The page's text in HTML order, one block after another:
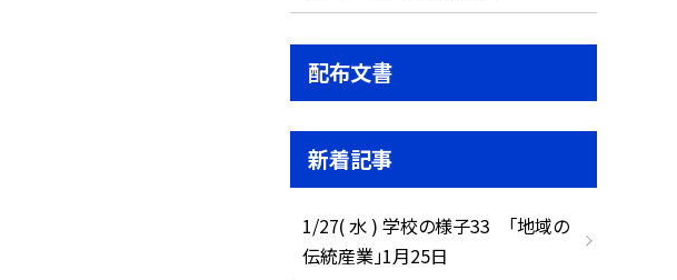
配布文書
新着記事
1/27( 水 ) 学校の様子33 「地域の
伝統産業」1月25日